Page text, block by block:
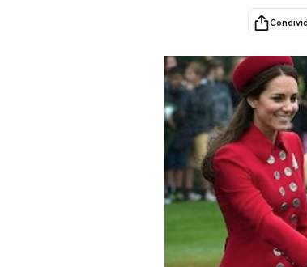
Storie/Idee
Ok Boomer!
Media
Europa
Altrecose
Mondiali calcio 2026